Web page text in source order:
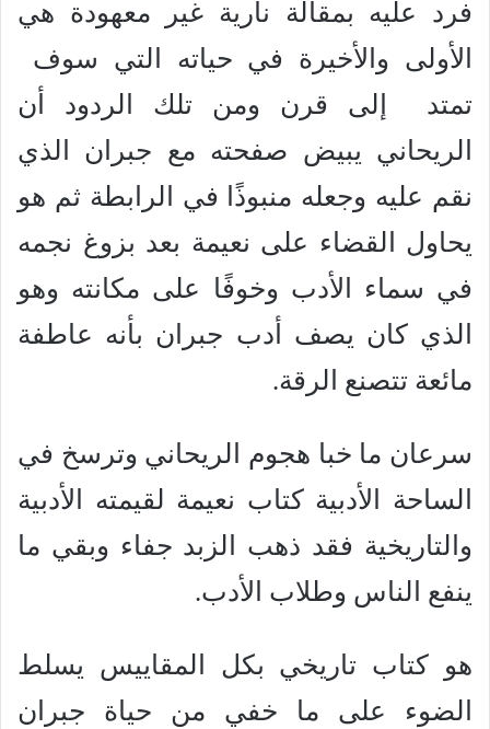
فرد عليه بمقالة نارية غير معهودة هي
الأولى والأخيرة في حياته التي سوف
تمتد إلى قرن ومن تلك الردود أن
الريحاني يبيض صفحته مع جبران الذي
نقم عليه وجعله منبوذًا في الرابطة ثم هو
يحاول القضاء على نعيمة بعد بزوغ نجمه
في سماء الأدب وخوفًا على مكانته وهو
الذي كان يصف أدب جبران بأنه عاطفة
مائعة تتصنع الرقة.
سرعان ما خبا هجوم الريحاني وترسخ في
الساحة الأدبية كتاب نعيمة لقيمته الأدبية
والتاريخية فقد ذهب الزبد جفاء وبقي ما
ينفع الناس وطلاب الأدب.
هو كتاب تاريخي بكل المقاييس يسلط
الضوء على ما خفي من حياة جبران